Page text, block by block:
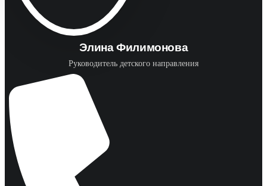
Элина Филимонова
Руководитель детского направления